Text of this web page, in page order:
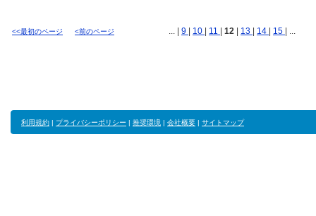
<<最初のページ <前のページ ... | 9 10 11 12 13 14 15 | ...
利用規約 | プライバシーポリシー | 推奨環境 | 会社概要 | サイトマップ